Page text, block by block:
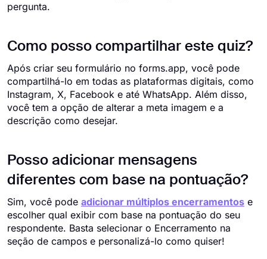
pergunta.
Como posso compartilhar este quiz?
Após criar seu formulário no forms.app, você pode
compartilhá-lo em todas as plataformas digitais, como
Instagram, X, Facebook e até WhatsApp. Além disso,
você tem a opção de alterar a meta imagem e a
descrição como desejar.
Posso adicionar mensagens
diferentes com base na pontuação?
Sim, você pode adicionar múltiplos encerramentos e
escolher qual exibir com base na pontuação do seu
respondente. Basta selecionar o Encerramento na
seção de campos e personalizá-lo como quiser!